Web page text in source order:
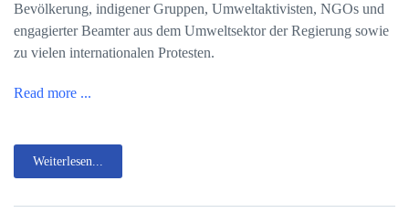
Bevölkerung, indigener Gruppen, Umweltaktivisten, NGOs und
engagierter Beamter aus dem Umweltsektor der Regierung sowie
zu vielen internationalen Protesten.
Read more ...
Weiterlesen...